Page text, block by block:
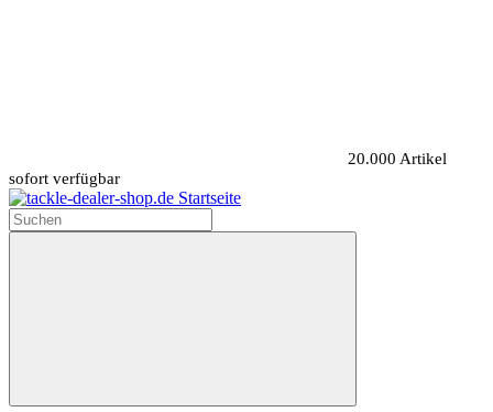
20.000 Artikel
sofort verfügbar